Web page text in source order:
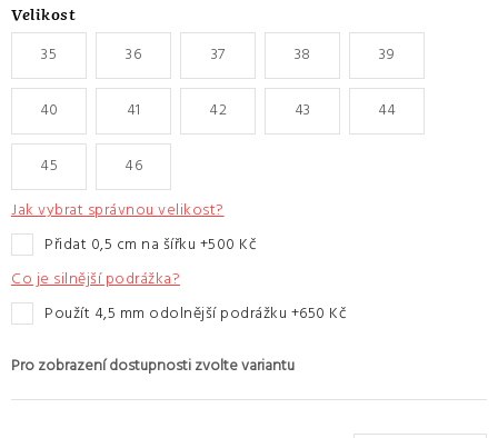
Velikost
35
36 37 38 39
40 41 42 43 44
45
46
Jak vybrat správnou velikost?
přidat 0,5 cm na šířku +500 Kč
Co je silnější podrážka?
Použít 4,5 mm odolnější podrážku +650 Kč